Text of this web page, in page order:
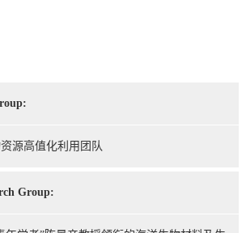
源高值化利用团队
Group: